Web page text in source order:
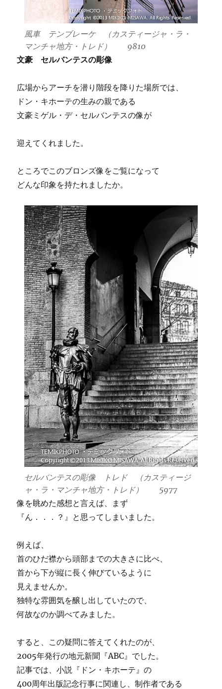
風車 テンブレーケ （カスティージャ・ラ・
マンチャ地方・トレド） 9810
文豪 セルバンテスの彫像
広場からアーチを潜り階段を降りた場所では、
ドン・キホーテの生みの親である
文豪ミゲル・デ・セルバンテスの像が
迎えてくれました。
ところでこのブロンズ像をご覧になって
どんな印象を持たれましたか。
セルバンテスの彫像 トレド （カスティージ
ャ・ラ・マンチャ地方・トレド） 5977
像を眺めた感想と言えば、まず
『ん．．．？』と思ってしまいました。
例えば、
首のひだ襟から頭部までの大きさに比べ、
首から下が縦に長く伸びているように
見えませんか。
独特な雰囲気を醸し出していたので、
何故なのか調べてみました。
すると、この疑問に答えてくれたのが、
2005年発行の地元新聞『ABC』でした。
記事では、小説『ドン・キホーテ』の
400周年出版記念行事に関連し、制作者である